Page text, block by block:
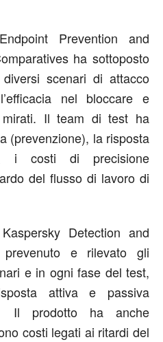
Prevention and
ha sottoposto
scenari di attacco
nel bloccare e
Il team di test ha
(prevenzione), la risposta
i costi di precisione
del flusso di lavoro di
Detection and
e rilevato gli
e in ogni fase del test,
attiva e passiva
Il prodotto ha anche
costi legati ai ritardi del